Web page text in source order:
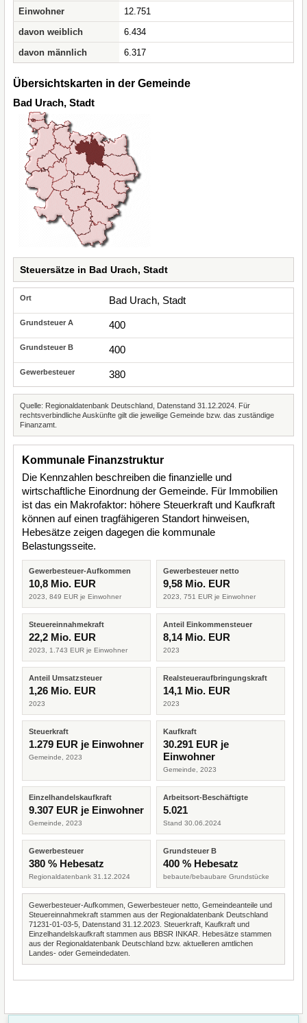
Einwohner
12.751
davon weiblich
6.434
davon männlich
6.317
Übersichtskarten in der Gemeinde
Bad Urach, Stadt
Steuersätze in Bad Urach, Stadt
Bad Urach, Stadt
400
400
380
Quelle: Regionaldatenbank Deutschland, Datenstand 31.12.2024. Für
rechtsverbindliche Auskünfte gilt die jeweilige Gemeinde bzw. das zuständige
Finanzamt.
Kommunale Finanzstruktur
Die Kennzahlen beschreiben die finanzielle und
wirtschaftliche Einordnung der Gemeinde. Für Immobilien
ist das ein Makrofaktor: höhere Steuerkraft und Kaufkraft
können auf einen tragfähigeren Standort hinweisen,
Hebesätze zeigen dagegen die kommunale
Belastungsseite.
Gewerbesteuer-Aufkommen
10,8 Mio. EUR
2023, 849 EUR je Einwohner
Gewerbesteuer netto
9,58 Mio. EUR
2023, 751 EUR je Einwohner
Steuereinnahmekraft
22,2 Mio. EUR
2023, 1.743 EUR je Einwohner
Anteil Einkommensteuer
8,14 Mio. EUR
2023
Anteil Umsatzsteuer
1,26 Mio. EUR
2023
Realsteueraufbringungskraft
14,1 Mio. EUR
2023
Steuerkraft
1.279 EUR je Einwohner
Gemeinde, 2023
Kaufkraft
30.291 EUR je
Einwohner
Gemeinde, 2023
Einzelhandelskaufkraft
9.307 EUR je Einwohner
Gemeinde, 2023
Arbeitsort-Beschäftigte
5.021
Stand 30.06.2024
Gewerbesteuer
380 % Hebesatz
Regionaldatenbank 31.12.2024
Grundsteuer B
400 % Hebesatz
bebaute/bebaubare Grundstücke
Gewerbesteuer-Aufkommen, Gewerbesteuer netto, Gemeindeanteile und
Steuereinnahmekraft stammen aus der Regionaldatenbank Deutschland
71231-01-03-5, Datenstand 31.12.2023. Steuerkraft, Kaufkraft und
Einzelhandelskaufkraft stammen aus BBSR INKAR. Hebesätze stammen
aus der Regionaldatenbank Deutschland bzw. aktuelleren amtlichen
Landes- oder Gemeindedaten.